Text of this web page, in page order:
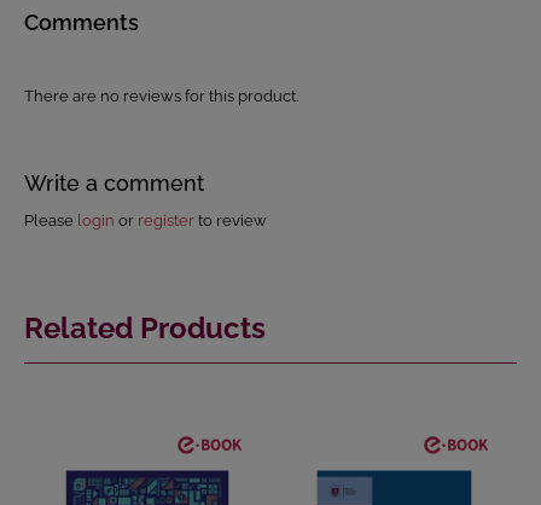
Comments
There are no reviews for this product.
Write a comment
Please login or register to review
Related Products